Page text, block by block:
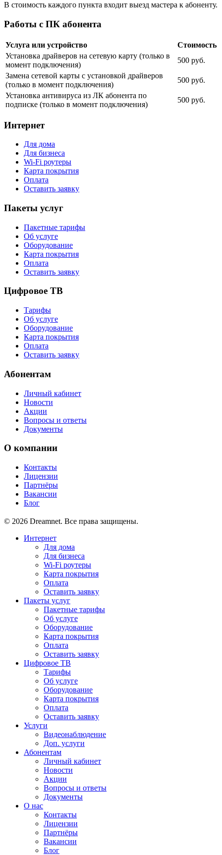
В стоимость каждого пункта входит выезд мастера к абоненту.
Работы с ПК абонента
Услуга или устройство
Стоимость
Установка драйверов на сетевую карту (только в
момент подключения)
500 руб.
Замена сетевой карты с установкой драйверов
(только в момент подключения)
500 руб.
Установка антивируса из ЛК абонента по
подписке (только в момент подключения)
500 руб.
Интернет
Для дома
Для бизнеса
Wi-Fi роутеры
Карта покрытия
Оплата
Оставить заявку
Пакеты услуг
Пакетные тарифы
Об услуге
Оборудование
Карта покрытия
Оплата
Оставить заявку
Цифровое ТВ
Тарифы
Об услуге
Оборудование
Карта покрытия
Оплата
Оставить заявку
Абонентам
Личный кабинет
Новости
Акции
Вопросы и ответы
Документы
О компании
Контакты
Лицензии
Партнёры
Вакансии
Блог
© 2026 Dreamnet. Все права защищены.
Интернет
Для дома
Для бизнеса
Wi-Fi роутеры
Карта покрытия
Оплата
Оставить заявку
Пакеты услуг
Пакетные тарифы
Об услуге
Оборудование
Карта покрытия
Оплата
Оставить заявку
Цифровое ТВ
Тарифы
Об услуге
Оборудование
Карта покрытия
Оплата
Оставить заявку
Услуги
Видеонаблюдение
Доп. услуги
Абонентам
Личный кабинет
Новости
Акции
Вопросы и ответы
Документы
О нас
Контакты
Лицензии
Партнёры
Вакансии
Блог